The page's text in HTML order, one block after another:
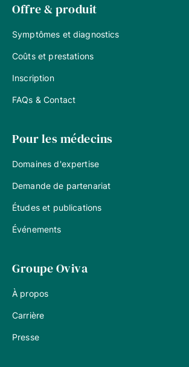
Offre & produit
Symptômes et diagnostics
Coûts et prestations
Inscription
FAQs & Contact
Pour les médecins
Domaines d'expertise
Demande de partenariat
Études et publications
Événements
Groupe Oviva
À propos
Carrière
Presse